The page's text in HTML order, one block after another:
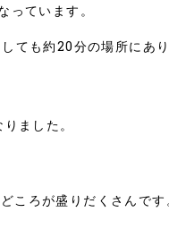
ています。
ても約20分の場所にあ
ました。
ころが盛りだくさんです